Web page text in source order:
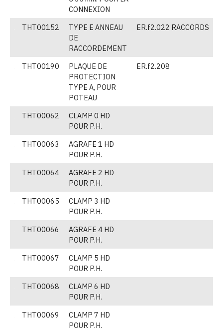
CONNEXION
THT00152
TYPE E ANNEAU
DE
RACCORDEMENT
ER.f2.022 RACCORDS
THT00190
PLAQUE DE
PROTECTION
TYPE A, POUR
POTEAU
ER.f2.208
THT00062
CLAMP 0 HD
POUR P.H.
THT00063
AGRAFE 1 HD
POUR P.H.
THT00064
AGRAFE 2 HD
POUR P.H.
THT00065
CLAMP 3 HD
POUR P.H.
THT00066
AGRAFE 4 HD
POUR P.H.
THT00067
CLAMP 5 HD
POUR P.H.
THT00068
CLAMP 6 HD
POUR P.H.
THT00069
CLAMP 7 HD
POUR P.H.